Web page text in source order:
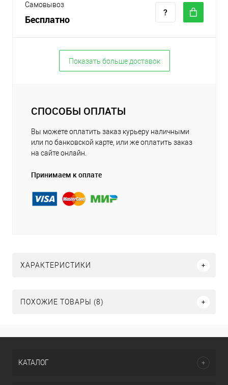
Самовывоз
Бесплатно
Показать больше доставок
СПОСОБЫ ОПЛАТЫ
Вы можете оплатить заказ курьеру наличными
или по банковской карте, или же оплатить заказ
на сайте онлайн.
Принимаем к оплате
ХАРАКТЕРИСТИКИ
ПОХОЖИЕ ТОВАРЫ (8)
КАТАЛОГ